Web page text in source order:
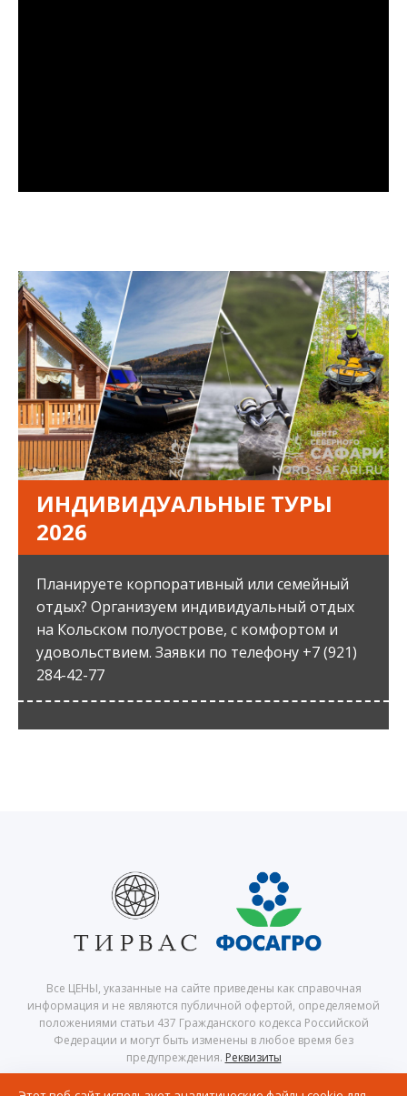
ИНДИВИДУАЛЬНЫЕ ТУРЫ
2026
Планируете корпоративный или семейный
отдых? Организуем индивидуальный отдых
на Кольском полуострове, с комфортом и
удовольствием. Заявки по телефону +7 (921)
284-42-77
Все ЦЕНЫ, указанные на сайте приведены как справочная
информация и не являются публичной офертой, определяемой
положениями статьи 437 Гражданского кодекса Российской
Федерации и могут быть изменены в любое время без
предупреждения. Реквизиты